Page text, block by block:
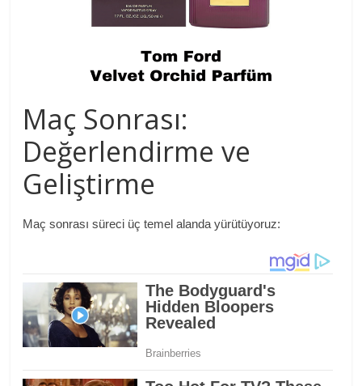
Maç Sonrası:
Değerlendirme ve
Geliştirme
Maç sonrası süreci üç temel alanda yürütüyoruz: